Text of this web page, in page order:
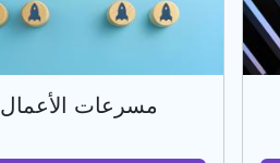
مسرعات الأعمال